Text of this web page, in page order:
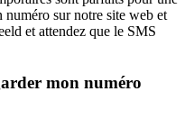
sur notre site web et
et attendez que le SMS
mon numéro